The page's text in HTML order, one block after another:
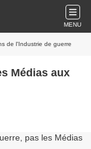
MENU
de l'Industrie de guerre
Médias aux